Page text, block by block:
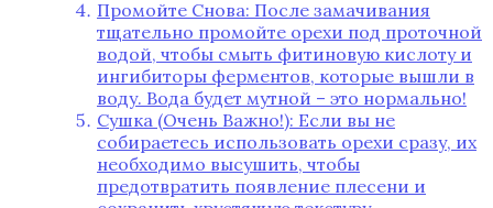
Промойте Снова: После замачивания
тщательно промойте орехи под проточной
водой, чтобы смыть фитиновую кислоту и
ингибиторы ферментов, которые вышли в
воду. Вода будет мутной – это нормально!
Сушка (Очень Важно!): Если вы не
собираетесь использовать орехи сразу, их
необходимо высушить, чтобы
предотвратить появление плесени и